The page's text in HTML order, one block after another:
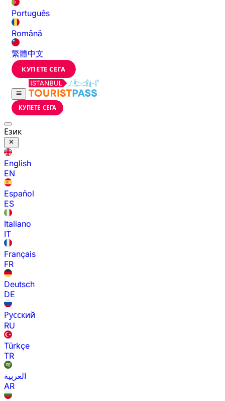
Português
Română
繁體中文
КУПЕТЕ СЕГА
КУПЕТЕ СЕГА
Език
English
EN
Español
ES
Italiano
IT
Français
FR
Deutsch
DE
Русский
RU
Türkçe
TR
العربية
AR